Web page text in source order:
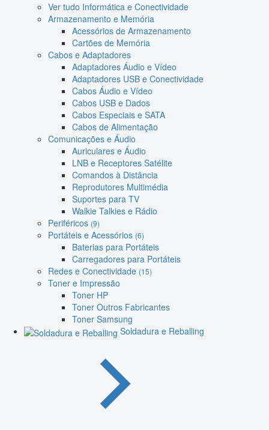
Ver tudo Informática e Conectividade
Armazenamento e Memória
Acessórios de Armazenamento
Cartões de Memória
Cabos e Adaptadores
Adaptadores Áudio e Vídeo
Adaptadores USB e Conectividade
Cabos Áudio e Vídeo
Cabos USB e Dados
Cabos Especiais e SATA
Cabos de Alimentação
Comunicações e Áudio
Auriculares e Áudio
LNB e Receptores Satélite
Comandos à Distância
Reprodutores Multimédia
Suportes para TV
Walkie Talkies e Rádio
Periféricos (9)
Portáteis e Acessórios (6)
Baterias para Portáteis
Carregadores para Portáteis
Redes e Conectividade (15)
Toner e Impressão
Toner HP
Toner Outros Fabricantes
Toner Samsung
Soldadura e Reballing